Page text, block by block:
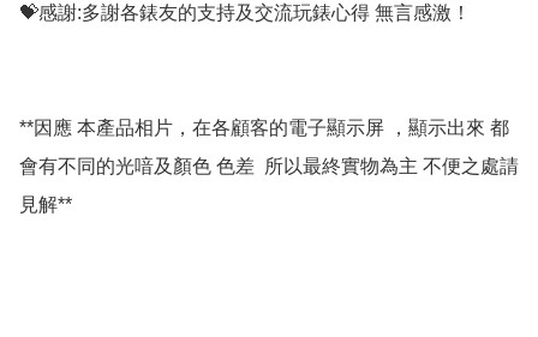
💝感謝:多謝各錶友的支持及交流玩錶心得 無言感激！
**因應 本產品相片，在各顧客的電子顯示屏 ，顯示出來 都
會有不同的光喑及顏色 色差  所以最終實物為主 不便之處請
見解**